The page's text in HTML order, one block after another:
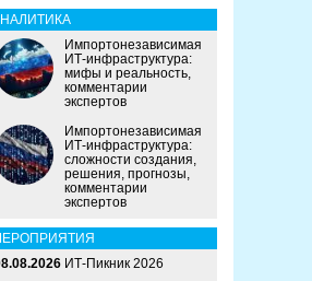
Импортонезависимая
ИТ-инфраструктура:
мифы и реальность,
комментарии
экспертов
Импортонезависимая
ИТ-инфраструктура:
сложности создания,
решения, прогнозы,
комментарии
экспертов
ИТ-Пикник 2026